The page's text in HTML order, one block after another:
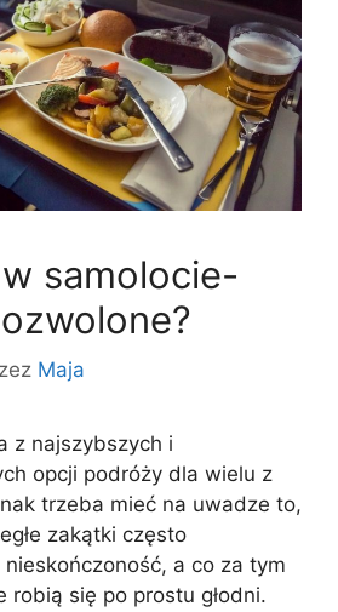
samolocie-
Maja
z najszybszych i
opcji podróży dla wielu z
trzeba mieć na uwadze to,
zakątki często
a co za tym
robią się po prostu głodni.